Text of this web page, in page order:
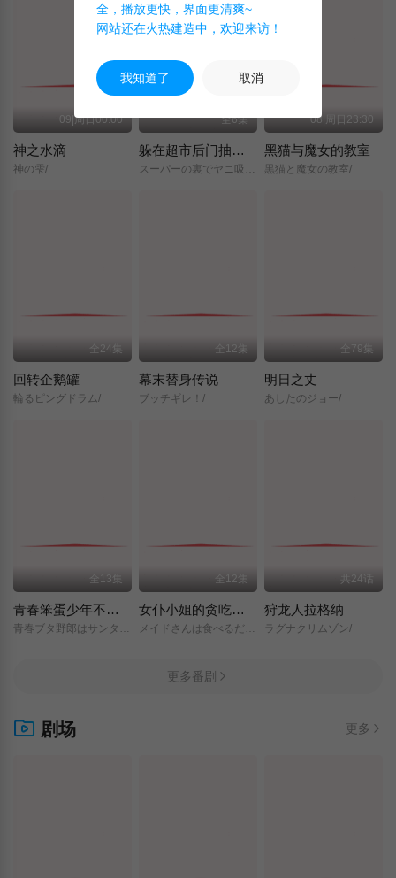
09|周日00:00
神之水滴
神の雫/
全6集
躲在超市后门抽烟的两人
スーパーの裏でヤニ吸うふたり/
08|周日23:30
黑猫与魔女的教室
黒猫と魔女の教室/
全24集
回转企鹅罐
輪るピングドラム/
全12集
幕末替身传说
ブッチギレ！/
全79集
明日之丈
あしたのジョー/
全13集
青春笨蛋少年不做圣诞服女郎的梦
全12集
女仆小姐的贪吃日常
メイドさんは食べるだけ/
共24话
狩龙人拉格纳
ラグナクリムゾン/
更多番剧
剧场 更多
全，播放更快，界面更清爽~
网站还在火热建造中，欢迎来访！
我知道了 取消